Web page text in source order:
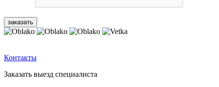
Контакты
Заказать выезд специалиста